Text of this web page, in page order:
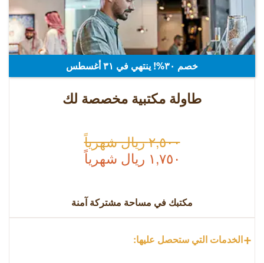
خصم ٣٠%! ينتهي في ٣۱ أغسطس
طاولة مكتبية مخصصة لك
٢,٥٠٠ ريال شهرياً
١,٧٥٠ ريال شهرياً
مكتبك في مساحة مشتركة آمنة
الخدمات التي ستحصل عليها:+